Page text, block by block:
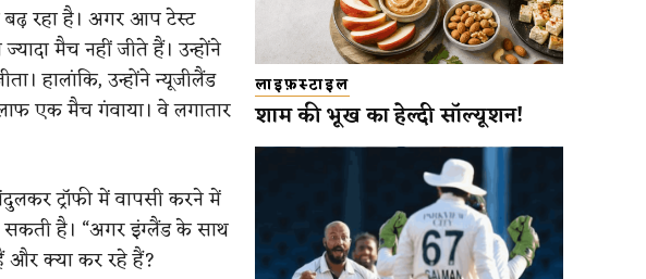
बढ़ रहा है। अगर आप टेस्ट
मैच नहीं जीते हैं। उन्होंने
हालांकि, उन्होंने न्यूजीलैंड
एक मैच गंवाया। वे लगातार
ट्रॉफी में वापसी करने में
सकती है। “अगर इंग्लैंड के साथ
और क्या कर रहे हैं?
लाइफ़स्टाइल
शाम की भूख का हेल्दी सॉल्यूशन!